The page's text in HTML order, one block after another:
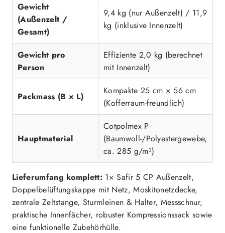
Gewicht
(Außenzelt /
Gesamt)
9,4 kg (nur Außenzelt) / 11,9
kg (inklusive Innenzelt)
Gewicht pro
Person
Effiziente 2,0 kg (berechnet
mit Innenzelt)
Packmass (B × L)
Kompakte 25 cm × 56 cm
(Kofferraum-freundlich)
Hauptmaterial
Cotpolmex P
(Baumwoll-/Polyestergewebe,
ca. 285 g/m²)
Lieferumfang komplett: 1× Safir 5 CP Außenzelt,
Doppelbelüftungskappe mit Netz, Moskitonetzdecke,
zentrale Zeltstange, Sturmleinen & Halter, Messschnur,
praktische Innenfächer, robuster Kompressionssack sowie
eine funktionelle Zubehörhülle.